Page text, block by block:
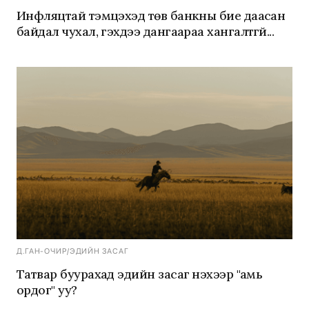
Инфляцтай тэмцэхэд төв банкны бие даасан
байдал чухал, гэхдээ дангаараа хангалтгүй...
Д.ГАН-ОЧИР/ЭДИЙН ЗАСАГ
Татвар буурахад эдийн засаг үнэхээр "амь
ордог" уу?